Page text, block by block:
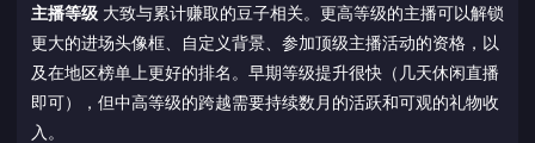
主播等级 大致与累计赚取的豆子相关。更高等级的主播可以解锁
更大的进场头像框、自定义背景、参加顶级主播活动的资格，以
及在地区榜单上更好的排名。早期等级提升很快（几天休闲直播
即可），但中高等级的跨越需要持续数月的活跃和可观的礼物收
入。